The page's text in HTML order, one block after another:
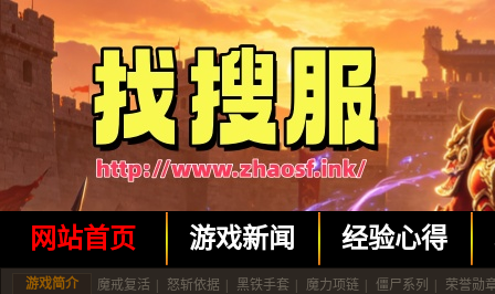
网站首页 游戏新闻 经验心得
游戏简介 魔戒复活 怒斩依据 黑铁手套 魔力项链 僵尸系列
荣誉勋